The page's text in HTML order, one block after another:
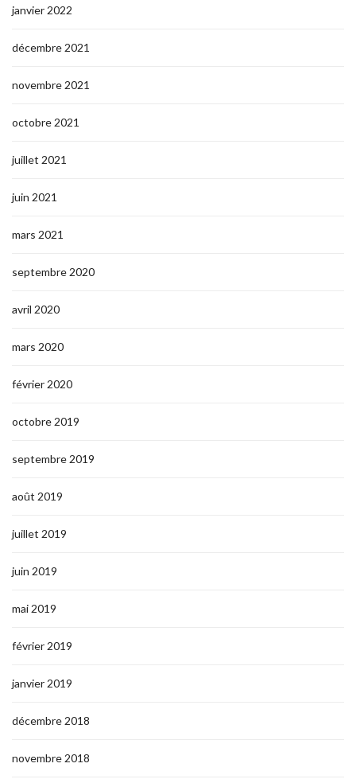
janvier 2022
décembre 2021
novembre 2021
octobre 2021
juillet 2021
juin 2021
mars 2021
septembre 2020
avril 2020
mars 2020
février 2020
octobre 2019
septembre 2019
août 2019
juillet 2019
juin 2019
mai 2019
février 2019
janvier 2019
décembre 2018
novembre 2018